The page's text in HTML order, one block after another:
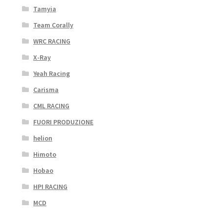
Tamyia
Team Corally
WRC RACING
X-Ray
Yeah Racing
Carisma
CML RACING
FUORI PRODUZIONE
helion
Himoto
Hobao
HPI RACING
MCD